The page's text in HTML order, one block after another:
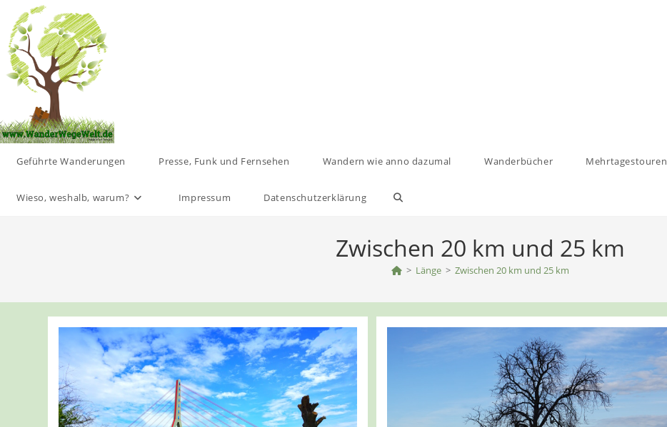
Inhalt
springen
Geführte Wanderungen Presse, Funk und Fernsehen Wandern wie anno dazumal Wanderbücher Mehrtagestouren
Wieso, weshalb, warum? Impressum Datenschutzerklärung Website-
umschalten
Zwischen 20 km und 25 km
> Länge > Zwischen 20 km und 25 km